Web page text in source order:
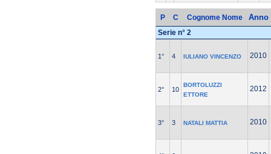
P C Cognome Nome Anno
Serie n° 2
1° 4 IULIANO VINCENZO 2010
2° 10
BORTOLUZZI
ETTORE
2012
3° 3 NATALI MATTIA 2010